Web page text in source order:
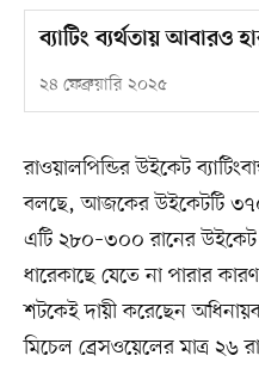
ব্যাটিং ব্যর্থতায় আবারও
২৪ ফেব্রুয়ারি ২০২৫
রাওয়ালপিন্ডির উইকেট
বলছে, আজকের উইকেটটি
এটি ২৮০–৩০০ রানের
ধারেকাছে যেতে না পারার
শটকেই দায়ী করেছেন
মিচেল ব্রেসওয়েলের মাত্র ২৬